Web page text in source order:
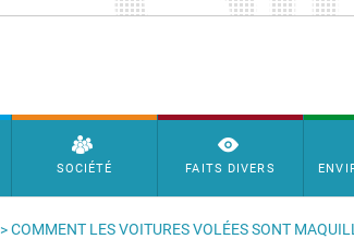
SOCIÉTÉ FAITS DIVERS
> COMMENT LES VOITURES VOLÉES SONT